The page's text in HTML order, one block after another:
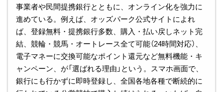
事業者や民間提携銀行とともに、オンライン化を強力に
進めている。例えば、オッズパーク公式サイトによれ
ば、登録無料・提携銀行多数、購入・払い戻しネット完
結、競輪・競馬・オートレース全て可能（24時間対応）、
電子マネーに交換可能なポイント還元など無料機能・キ
ャンペーン、が「選ばれる理由」という。スマホ画面で、
銀行にも行かずに即時登録し、全国各地各種で断続的に